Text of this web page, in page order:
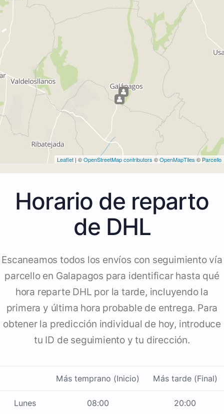
Leaflet | ©OpenStreetMap contributors ©OpenMapTiles © Parcello
Horario de reparto
de DHL
Escaneamos todos los envíos con seguimiento vía
parcello en Galapagos para identificar hasta qué
hora reparte DHL por la tarde, incluyendo la
primera y última hora probable de entrega. Para
obtener la predicción individual de hoy, introduce
tu ID de seguimiento y tu dirección.
Más temprano (Inicio) Más tarde (Final)
Lunes 08:00 20:00